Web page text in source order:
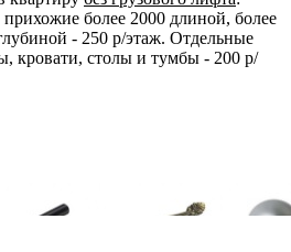
более 2000 длиной, более
- 250 р/этаж. Отдельные
кровати, столы и тумбы - 200 р/